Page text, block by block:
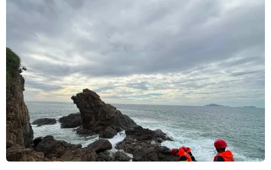
Sri Lanka tăng cường ngăn chặn
trang web cá cược trực tuyến
07/08/2026 11:39
Indonesia nỗ lực khống chế cháy
rừng tại Vườn Quốc gia Núi Bromo
07/08/2026 10:56